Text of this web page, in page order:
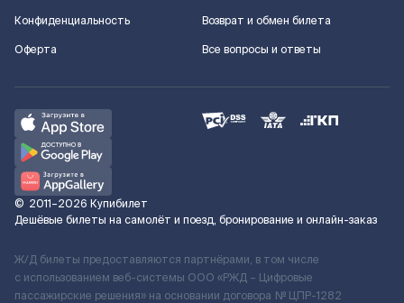
Конфиденциальность
Оферта
Возврат и обмен билета
Все вопросы и ответы
© 2011–2026 Купибилет
Дешёвые билеты на самолёт и поезд, бронирование и онлайн-заказ
Ж/Д билеты предоставляются партнёрами, в том числе
с использованием веб-системы ООО «РЖД – Цифровые
пассажирские решения» на основании договора № ЦПР-1282